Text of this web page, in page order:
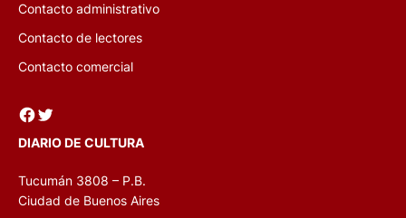
Contacto administrativo
Contacto de lectores
Contacto comercial
Facebook Twitter
DIARIO DE CULTURA
Tucumán 3808 – P.B.
Ciudad de Buenos Aires